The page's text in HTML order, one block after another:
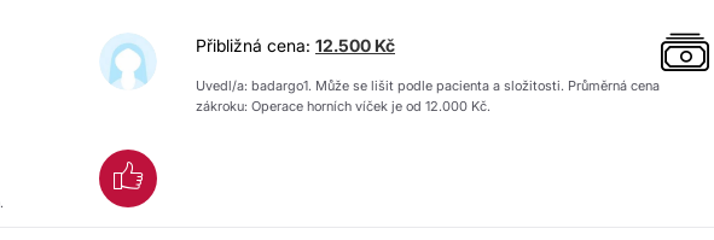
Přibližná cena: 12.500 Kč
Uvedl/a: badargo1. Může se lišit podle pacienta a složitosti. Průměrná cena
zákroku: Operace horních víček je od 12.000 Kč.